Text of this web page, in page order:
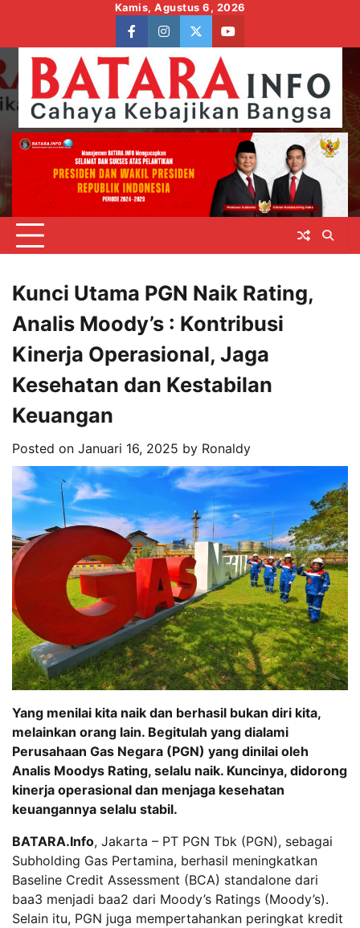
content
Kamis, Agustus 6, 2026
facebookinstagram
twitteryoutube
Kunci Utama PGN Naik Rating,
Analis Moody’s : Kontribusi
Kinerja Operasional, Jaga
Kesehatan dan Kestabilan
Keuangan
Posted on Januari 16, 2025 by Ronaldy
Yang menilai kita naik dan berhasil bukan diri kita,
melainkan orang lain. Begitulah yang dialami
Perusahaan Gas Negara (PGN) yang dinilai oleh
Analis Moodys Rating, selalu naik. Kuncinya, didorong
kinerja operasional dan menjaga kesehatan
keuangannya selalu stabil.
BATARA.Info, Jakarta – PT PGN Tbk (PGN), sebagai
Subholding Gas Pertamina, berhasil meningkatkan
Baseline Credit Assessment (BCA) standalone dari
baa3 menjadi baa2 dari Moody’s Ratings (Moody’s).
Selain itu, PGN juga mempertahankan peringkat kredit